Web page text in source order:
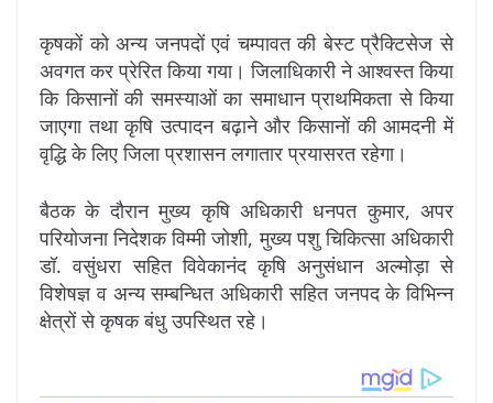
कृषकों को अन्य जनपदों एवं चम्पावत की बेस्ट प्रैक्टिसेज से
अवगत कर प्रेरित किया गया। जिलाधिकारी ने आश्वस्त किया
कि किसानों की समस्याओं का समाधान प्राथमिकता से किया
जाएगा तथा कृषि उत्पादन बढ़ाने और किसानों की आमदनी में
वृद्धि के लिए जिला प्रशासन लगातार प्रयासरत रहेगा।
बैठक के दौरान मुख्य कृषि अधिकारी धनपत कुमार, अपर
परियोजना निदेशक विम्मी जोशी, मुख्य पशु चिकित्सा अधिकारी
डॉ. वसुंधरा सहित विवेकानंद कृषि अनुसंधान अल्मोड़ा से
विशेषज्ञ व अन्य सम्बन्धित अधिकारी सहित जनपद के विभिन्न
क्षेत्रों से कृषक बंधु उपस्थित रहे।